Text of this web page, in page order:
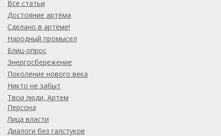
Все статьи
Достояние артёма
Сделано в артёме!
Народный промысел
Блиц-опрос
Энергосбережение
Поколение нового века
Никто не забыт
Твои люди, Артем
Персона
Лица власти
Диалоги без галстуков